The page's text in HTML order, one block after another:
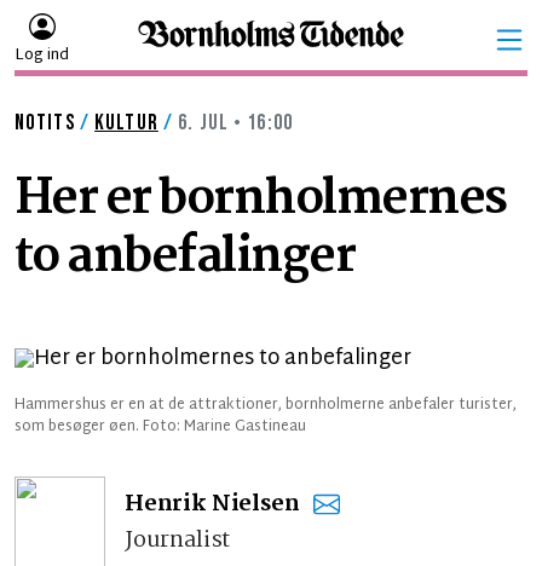
Log ind
NOTITS / KULTUR / 6. JUL • 16:00
Her er bornholmernes
to anbefalinger
Hammershus er en at de attraktioner, bornholmerne anbefaler turister,
som besøger øen. Foto: Marine Gastineau
Henrik Nielsen
Journalist